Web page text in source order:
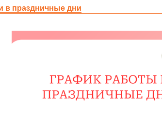
в праздничные дни